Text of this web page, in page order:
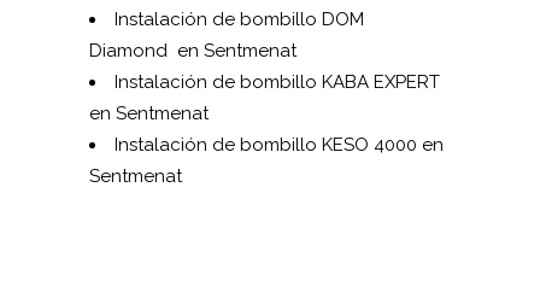
Instalación de bombillo DOM
Diamond en Sentmenat
Instalación de bombillo KABA EXPERT
en Sentmenat
Instalación de bombillo KESO 4000 en
Sentmenat